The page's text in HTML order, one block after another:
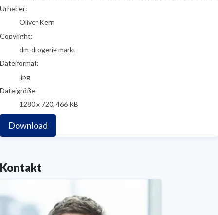
Urheber:
Oliver Kern
Copyright:
dm-drogerie markt
Dateiformat:
.jpg
Dateigröße:
1280 x 720, 466 KB
Download
Kontakt